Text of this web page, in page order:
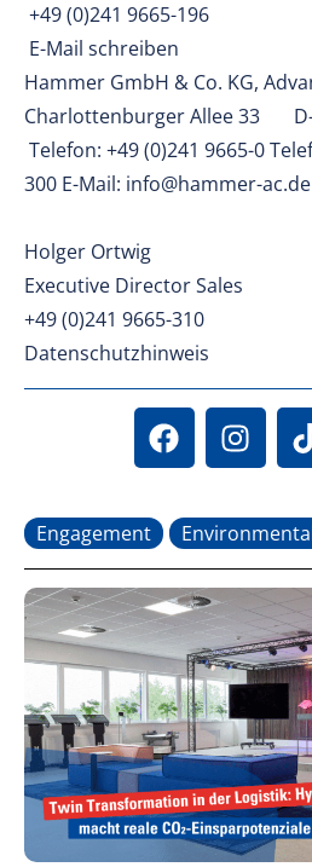
+49 (0)241 9665-196
E-Mail schreiben
Hammer GmbH & Co. KG,
Charlottenburger Allee 33 D-
Telefon: +49 (0)241 9665-0
300 E-Mail: info@hammer-ac.de
Holger Ortwig
Executive Director Sales
+49 (0)241 9665-310
Datenschutzhinweis
Engagement